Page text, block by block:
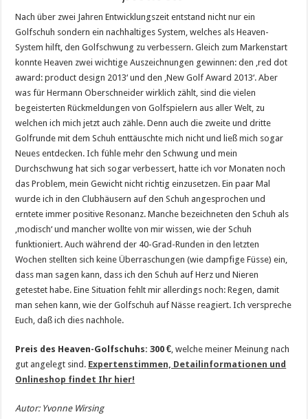
Nach über zwei Jahren Entwicklungszeit entstand nicht nur ein
Golfschuh sondern ein nachhaltiges System, welches als Heaven-
System hilft, den Golfschwung zu verbessern. Gleich zum Markenstart
konnte Heaven zwei wichtige Auszeichnungen gewinnen: den ‚red dot
award: product design 2013‘ und den ‚New Golf Award 2013‘. Aber
was für Hermann Oberschneider wirklich zählt, sind die vielen
begeisterten Rückmeldungen von Golfspielern aus aller Welt, zu
welchen ich mich jetzt auch zähle. Denn auch die zweite und dritte
Golfrunde mit dem Schuh enttäuschte mich nicht und ließ mich sogar
Neues entdecken. Ich fühle mehr den Schwung und mein
Durchschwung hat sich sogar verbessert, hatte ich vor Monaten noch
das Problem, mein Gewicht nicht richtig einzusetzen. Ein paar Mal
wurde ich in den Clubhäusern auf den Schuh angesprochen und
erntete immer positive Resonanz. Manche bezeichneten den Schuh als
‚modisch‘ und mancher wollte von mir wissen, wie der Schuh
funktioniert. Auch während der 40-Grad-Runden in den letzten
Wochen stellten sich keine Überraschungen (wie dampfige Füsse) ein,
dass man sagen kann, dass ich den Schuh auf Herz und Nieren
getestet habe. Eine Situation fehlt mir allerdings noch: Regen, damit
man sehen kann, wie der Golfschuh auf Nässe reagiert. Ich verspreche
Euch, daß ich dies nachhole.
Preis des Heaven-Golfschuhs: 300 €, welche meiner Meinung nach
gut angelegt sind. Expertenstimmen, Detailinformationen und
Onlineshop findet Ihr hier!
Autor: Yvonne Wirsing